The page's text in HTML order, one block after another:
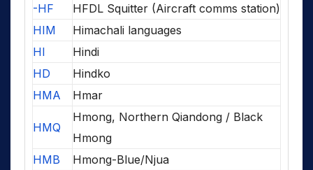
-HF
HFDL Squitter (Aircraft comms station)
HIM
Himachali languages
HI
Hindi
HD
Hindko
HMA
Hmar
HMQ
Hmong, Northern Qiandong / Black
Hmong
HMB
Hmong-Blue/Njua